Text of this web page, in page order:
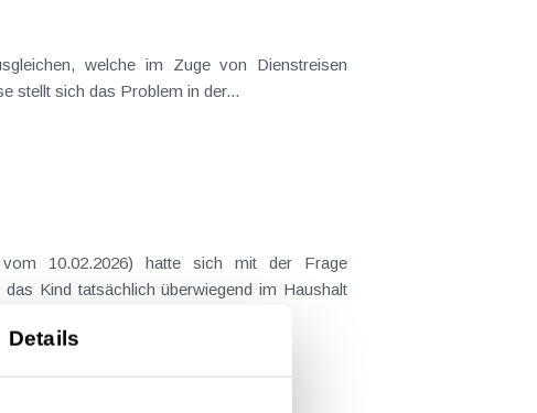
Details
stellt sich das Problem in der...
Kind tatsächlich überwiegend im Haushalt